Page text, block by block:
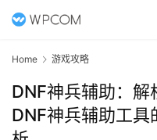
Home 游戏攻略
DNF神兵辅助：
DNF神兵辅助工具